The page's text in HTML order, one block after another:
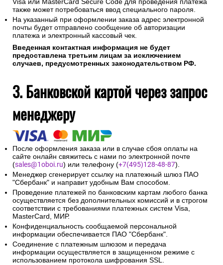
Visa или MasterCard Secure Code для проведения платежа
также может потребоваться ввод специального пароля.
На указанный при оформлении заказа адрес электронной
почты будет отправлено сообщение об авторизации
платежа и электронный кассовый чек.
Введенная контактная информация не будет
предоставлена третьим лицам за исключением
случаев, предусмотренных законодательством РФ.
3. Банковской картой через запрос
менеджеру
После оформления заказа или в случае сбоя оплаты на
сайте онлайн свяжитесь с нами по электронной почте
(sales@1oboi.ru) или телефону (+7(495)128-48-87).
Менеджер сгенерирует ссылку на платежный шлюз ПАО
"Сбербанк" и направит удобным Вам способом.
Проведение платежей по банковским картам любого банка
осуществляется без дополнительных комиссий и в строгом
соответствии с требованиями платежных систем Visa,
MasterCard, МИР.
Конфиденциальность сообщаемой персональной
информации обеспечивается ПАО "Сбербанк".
Соединение с платежным шлюзом и передача
информации осуществляется в защищенном режиме с
использованием протокола шифрования SSL.